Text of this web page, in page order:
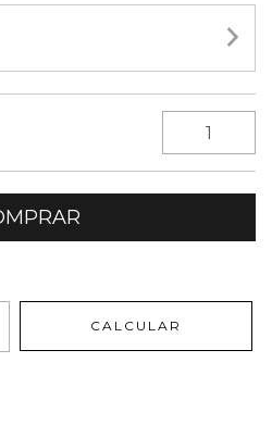
CALCULAR